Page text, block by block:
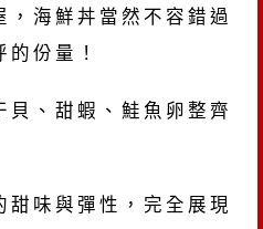
海鮮丼當然不容錯過
份量！
貝、甜蝦、鮭魚卵整齊
味與彈性，完全展現